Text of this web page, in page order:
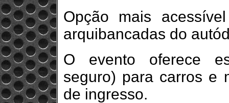
Opção mais
arquibancadas do
O evento oferece
seguro) para carros e
de ingresso.